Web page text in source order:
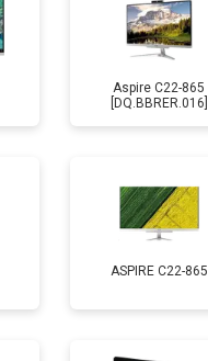
Aspire C22-865
[DQ.BBRER.016]
ASPIRE C22-865